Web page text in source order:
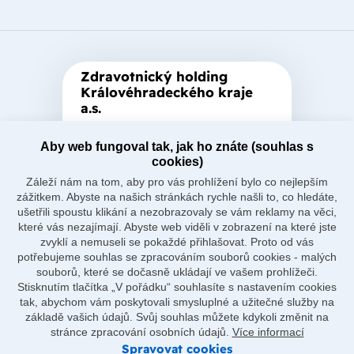
Zdravotnický holding
Královéhradeckého kraje
a.s.
založená Královéhradeckým
krajem, který je jediným
akcionářem společnosti.
Naše nemocnice
O holdingu
Důležité odkazy
Ostatní
Aby web fungoval tak, jak ho znáte (souhlas s
cookies)
Záleží nám na tom, aby pro vás prohlížení bylo co nejlepším
zážitkem. Abyste na našich stránkách rychle našli to, co hledáte,
ušetřili spoustu klikání a nezobrazovaly se vám reklamy na věci,
které vás nezajímají. Abyste web viděli v zobrazení na které jste
zvyklí a nemuseli se pokaždé přihlašovat. Proto od vás
potřebujeme souhlas se zpracováním souborů cookies - malých
souborů, které se dočasně ukládají ve vašem prohlížeči.
Stisknutím tlačítka „V pořádku“ souhlasíte s nastavením cookies
tak, abychom vám poskytovali smysluplné a užitečné služby na
základě vašich údajů. Svůj souhlas můžete kdykoli změnit na
stránce zpracování osobních údajů. Více informací
Spravovat cookies